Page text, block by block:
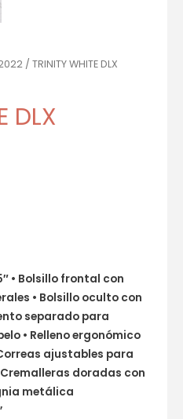
/ TRINITY WHITE DLX
DLX
• Bolsillo frontal con
• Bolsillo oculto con
separado para
• Relleno ergonómico
ajustables para
doradas con
metálica